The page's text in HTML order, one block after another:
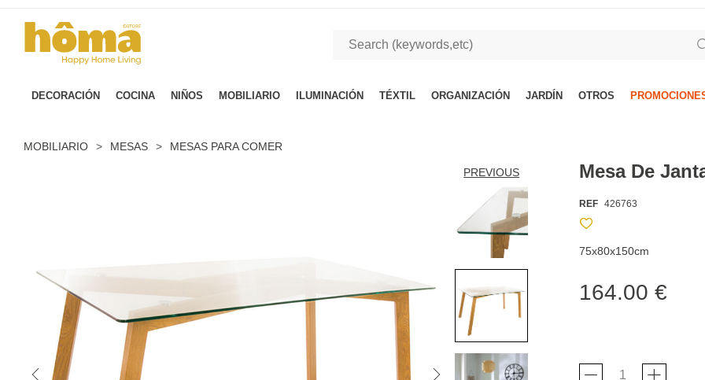
DECORACIÓN COCINA NIÑOS MOBILIARIO ILUMINACIÓN TÉXTIL ORGANIZACIÓN JARDÍN OTROS
MOBILIARIO > MESAS > MESAS PARA COMER
PREVIOUS Mesa De
REF 426763
75x80x150cm
164.00 €